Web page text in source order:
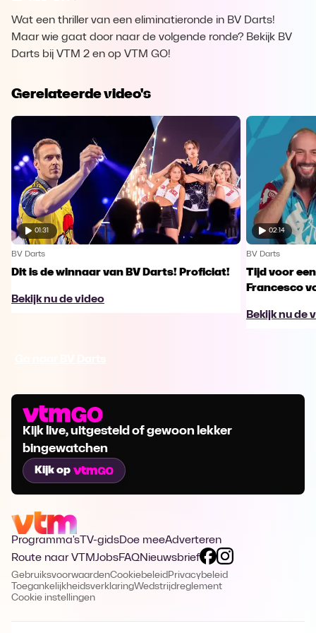
Wat een thriller van een eliminatieronde in BV Darts!
Maar wie gaat door naar de volgende ronde? Bekijk BV
Darts bij VTM 2 en op VTM GO!
Gerelateerde video's
01:31
BV Darts
Dit is de winnaar van BV Darts! Proficiat!
Bekijk nu de video
02:14
BV Darts
Tijd voor
Francesco
Bekijk nu de
Kijk live, uitgesteld of gewoon lekker
bingewatchen
Kijk op
Programma's TV-gidsDoe meeAdverteren
Route naar VTMJobsFAQNieuwsbrief
GebruiksvoorwaardenCookiebeleid Privacybeleid
ToegankelijkheidsverklaringWedstrijdreglement
Cookie instellingen